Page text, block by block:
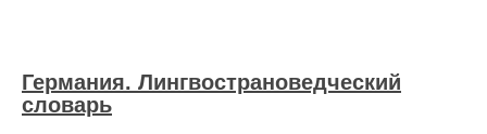
Германия. Лингвострановедческий
словарь